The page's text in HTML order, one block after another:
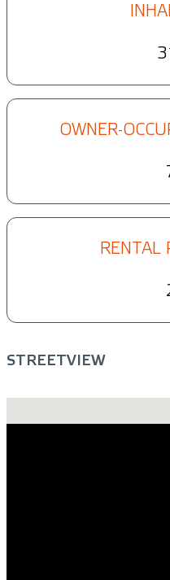
OWNER-
RENTAL
STREETVIEW